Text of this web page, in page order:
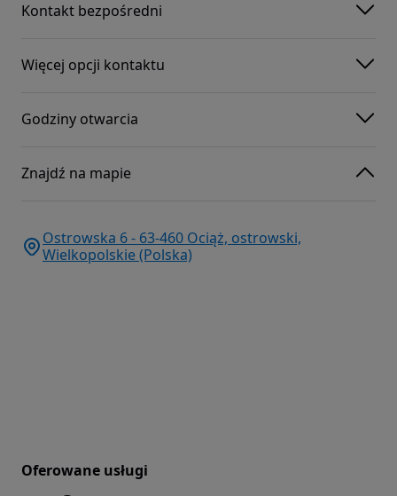
Kontakt bezpośredni
Więcej opcji kontaktu
Godziny otwarcia
Znajdź na mapie
Ostrowska 6 - 63-460 Ociąż, ostrowski,
Wielkopolskie (Polska)
Oferowane usługi